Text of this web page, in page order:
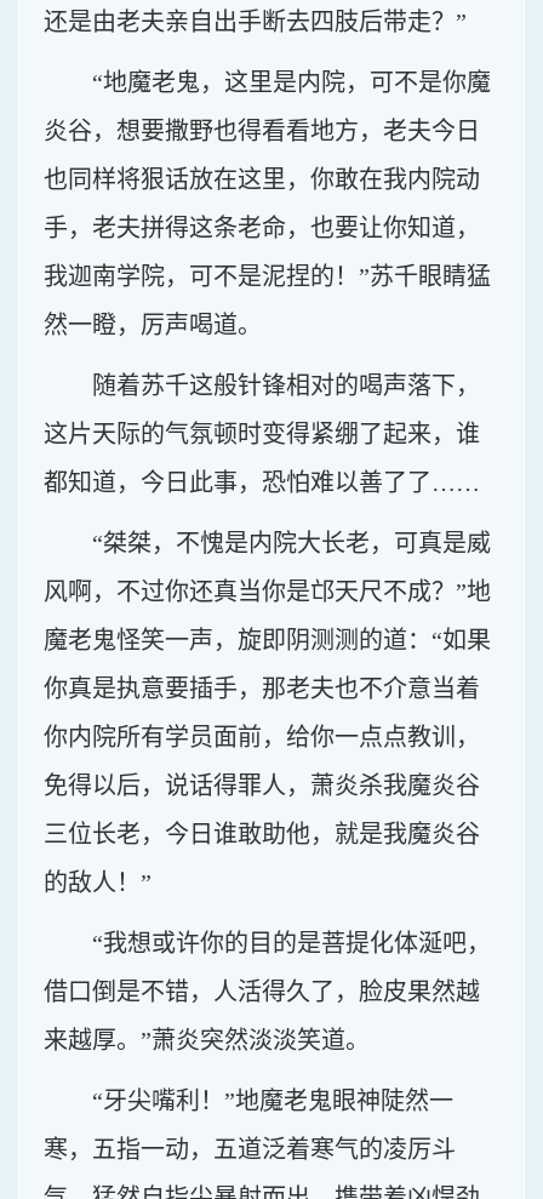
还是由老夫亲自出手断去四肢后带走？”
“地魔老鬼，这里是内院，可不是你魔
炎谷，想要撒野也得看看地方，老夫今日
也同样将狠话放在这里，你敢在我内院动
手，老夫拼得这条老命，也要让你知道，
我迦南学院，可不是泥捏的！”苏千眼睛猛
然一瞪，厉声喝道。
随着苏千这般针锋相对的喝声落下，
这片天际的气氛顿时变得紧绷了起来，谁
都知道，今日此事，恐怕难以善了了……
“桀桀，不愧是内院大长老，可真是威
风啊，不过你还真当你是邙天尺不成？”地
魔老鬼怪笑一声，旋即阴测测的道：“如果
你真是执意要插手，那老夫也不介意当着
你内院所有学员面前，给你一点点教训，
免得以后，说话得罪人，萧炎杀我魔炎谷
三位长老，今日谁敢助他，就是我魔炎谷
的敌人！”
“我想或许你的目的是菩提化体涎吧，
借口倒是不错，人活得久了，脸皮果然越
来越厚。”萧炎突然淡淡笑道。
“牙尖嘴利！”地魔老鬼眼神陡然一
寒，五指一动，五道泛着寒气的凌厉斗